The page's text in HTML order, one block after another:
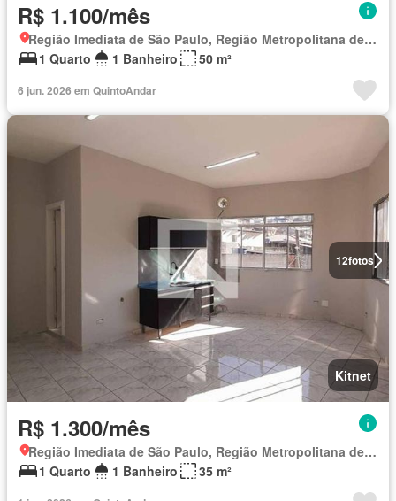
R$ 1.100/mês
Região Imediata de São Paulo, Região Metropolitana de São Paulo
1 Quarto
1 Banheiro 50 m²
6 jun. 2026 em QuintoAndar
12fotos
Kitnet
R$ 1.300/mês
Região Imediata de São Paulo, Região Metropolitana de São Paulo
1 Quarto
1 Banheiro 35 m²